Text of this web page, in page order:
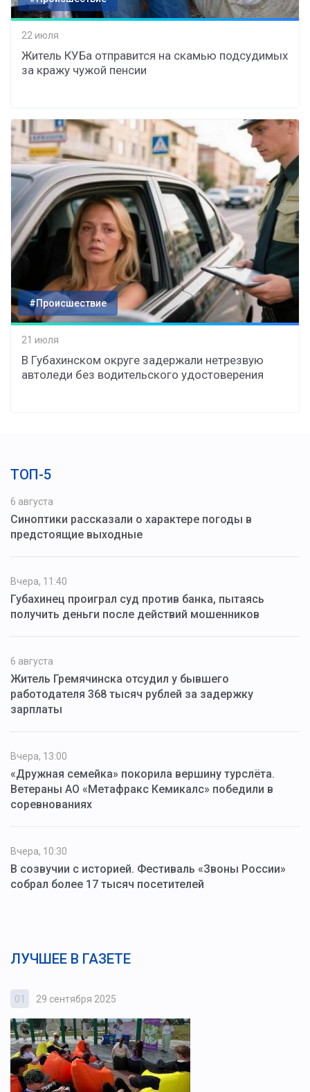
22 июля
Житель КУБа отправится на скамью подсудимых
за кражу чужой пенсии
#Происшествие
21 июля
В Губахинском округе задержали нетрезвую
автоледи без водительского удостоверения
ТОП-5
6 августа
Синоптики рассказали о характере погоды в
предстоящие выходные
Вчера, 11:40
Губахинец проиграл суд против банка, пытаясь
получить деньги после действий мошенников
6 августа
Житель Гремячинска отсудил у бывшего
работодателя 368 тысяч рублей за задержку
зарплаты
Вчера, 13:00
«Дружная семейка» покорила вершину турслёта.
Ветераны АО «Метафракс Кемикалс» победили в
соревнованиях
Вчера, 10:30
В созвучии с историей. Фестиваль «Звоны России»
собрал более 17 тысяч посетителей
ЛУЧШЕЕ В ГАЗЕТЕ
01 29 сентября 2025